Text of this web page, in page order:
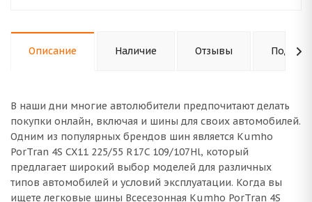
Описание Наличие Отзывы
В наши дни многие автолюбители предпочитают делать
покупки онлайн, включая и шины для своих автомобилей.
Одним из популярных брендов шин является Kumho
PorTran 4S CX11 225/55 R17C 109/107Hl, который
предлагает широкий выбор моделей для различных
типов автомобилей и условий эксплуатации. Когда вы
ищете легковые шины Всесезонная Kumho PorTran 4S